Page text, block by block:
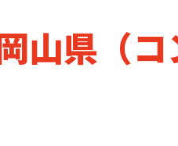
ポー
ント
山県（コ